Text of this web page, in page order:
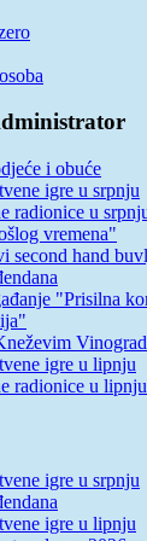
i obuće
igre u srpnju
radionice u
vremena"
second hand
"Prisilna
igre u lipnju
radionice u lipnju
igre u srpnju
igre u lipnju